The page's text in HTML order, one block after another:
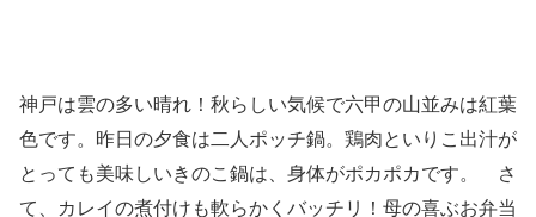
神戸は雲の多い晴れ！秋らしい気候で六甲の山並みは紅葉
色です。昨日の夕食は二人ポッチ鍋。鶏肉といりこ出汁が
とっても美味しいきのこ鍋は、 身体がポカポカです。 さ
て、カレイの煮付けも軟らかくバッチリ ！母の喜ぶお弁当